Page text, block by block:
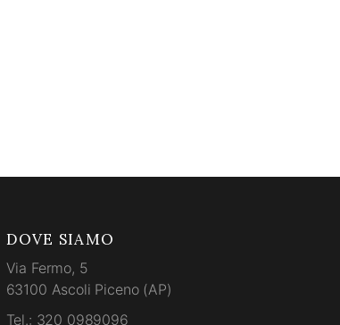
DOVE SIAMO
Via Fermo, 5
63100 Ascoli Piceno (AP)
Tel.: 320 0989096